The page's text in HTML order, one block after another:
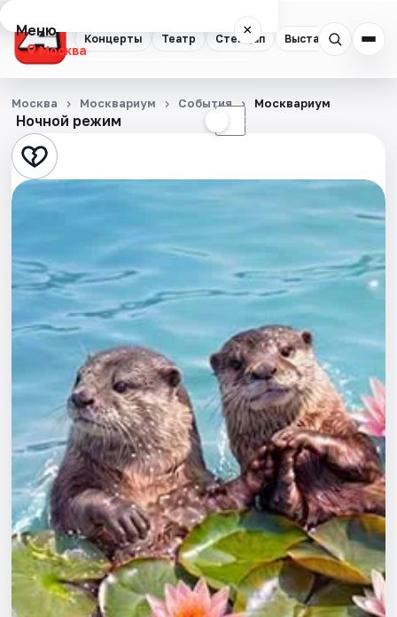
Концерты Театр Стендап Выставки
Меню ×
Москва
Концерты
Театр
Стендап
Квесты
Экскурсии
Спорт
События
Города
Площадки
Артисты
Рейтинги
Ночной режим ☾
Москва Москвариум События Москвариум